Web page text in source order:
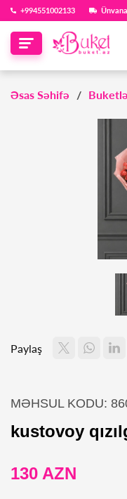
‪+994551002133‬
Əsas Səhifə
Paylaş
MƏHSUL KODU:
kustovoy
130 AZN